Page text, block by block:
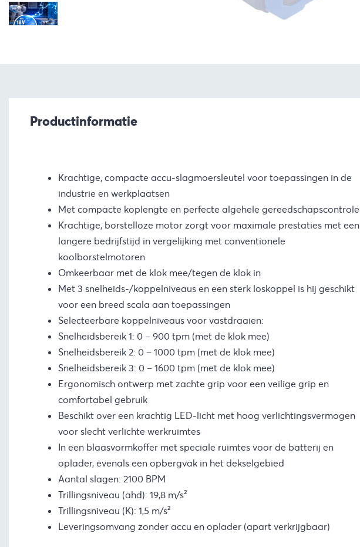
Productinformatie
Krachtige, compacte accu-slagmoersleutel voor toepassingen in de
industrie en werkplaatsen
Met compacte koplengte en perfecte algehele gereedschapscontrole
Krachtige, borstelloze motor zorgt voor maximale prestaties met een
langere bedrijfstijd in vergelijking met conventionele
koolborstelmotoren
Omkeerbaar met de klok mee/tegen de klok in
Met 3 snelheids-/koppelniveaus en een sterk loskoppel is hij geschikt
voor een breed scala aan toepassingen
Selecteerbare koppelniveaus voor vastdraaien:
Snelheidsbereik 1: 0 – 900 tpm (met de klok mee)
Snelheidsbereik 2: 0 – 1000 tpm (met de klok mee)
Snelheidsbereik 3: 0 – 1600 tpm (met de klok mee)
Ergonomisch ontwerp met zachte grip voor een veilige grip en
comfortabel gebruik
Beschikt over een krachtig LED-licht met hoog verlichtingsvermogen
voor slecht verlichte werkruimtes
In een blaasvormkoffer met speciale ruimtes voor de batterij en
oplader, evenals een opbergvak in het dekselgebied
Aantal slagen: 2100 BPM
Trillingsniveau (ahd): 19,8 m/s²
Trillingsniveau (K): 1,5 m/s²
Leveringsomvang zonder accu en oplader (apart verkrijgbaar)